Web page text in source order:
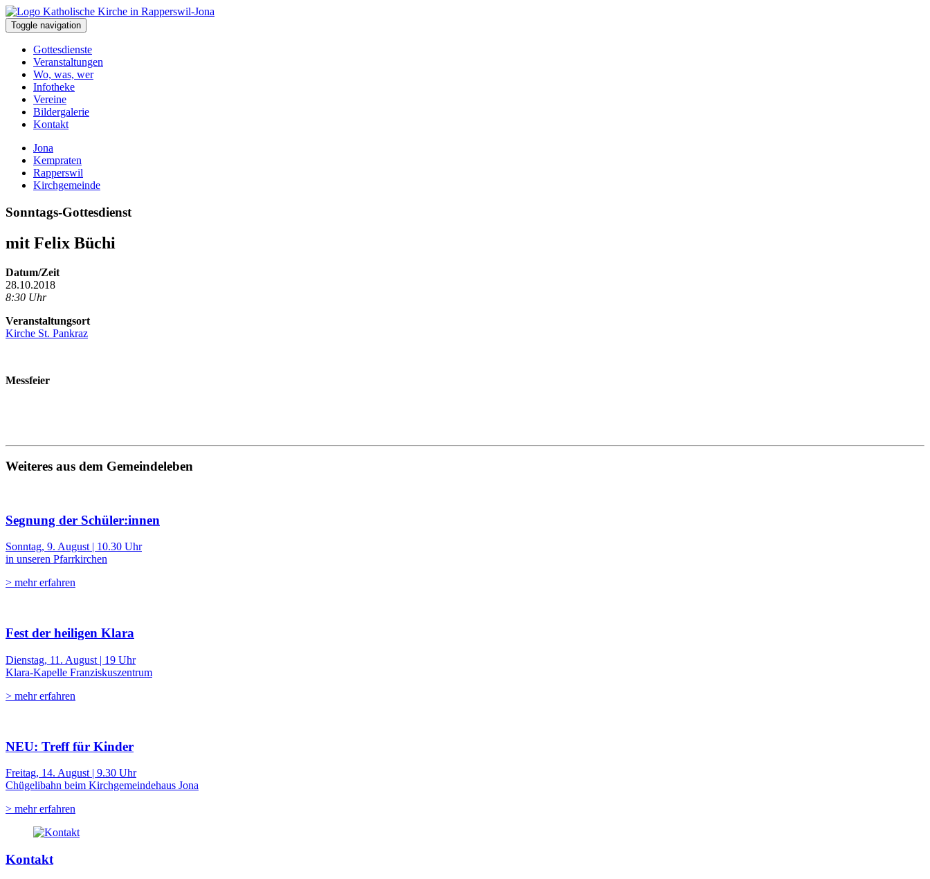
Toggle navigation
Gottesdienste
Veranstaltungen
Wo, was, wer
Infotheke
Vereine
Bildergalerie
Kontakt
Jona
Kempraten
Rapperswil
Kirchgemeinde
Sonntags-Gottesdienst
mit Felix Büchi
Datum/Zeit
28.10.2018
8:30 Uhr
Veranstaltungsort
Kirche St. Pankraz
Messfeier
Weiteres aus dem Gemeindeleben
Segnung der Schüler:innen
Sonntag, 9. August | 10.30 Uhr
in unseren Pfarrkirchen
> mehr erfahren
Fest der heiligen Klara
Dienstag, 11. August | 19 Uhr
Klara-Kapelle Franziskuszentrum
> mehr erfahren
NEU: Treff für Kinder
Freitag, 14. August | 9.30 Uhr
Chügelibahn beim Kirchgemeindehaus Jona
> mehr erfahren
Kontakt